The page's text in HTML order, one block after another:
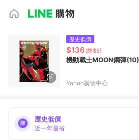
歷史低價
$136 (降$8)
機動戰士MOON鋼彈(10)
Yahoo購物中心
歷史低價
近一年最省